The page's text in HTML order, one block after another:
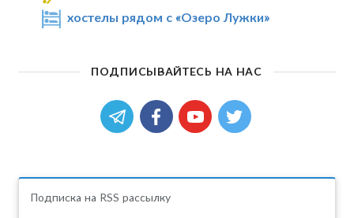
хостелы рядом с «Озеро Лужки»
ПОДПИСЫВАЙТЕСЬ НА НАС
Подписка на RSS рассылку